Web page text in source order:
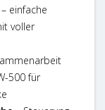
– einfache
voller
500 für